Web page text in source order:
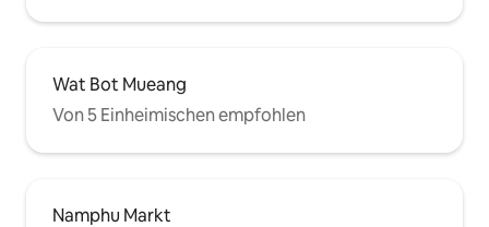
Wat Bot Mueang
Von 5 Einheimischen empfohlen
Namphu Markt